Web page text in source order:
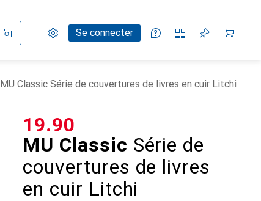
Paramètres
Compte clientSe connecter
Listes de comparaison
Listes d'envies
Panier
MU Classic Série de couvertures de livres en cuir Litchi
MU Classic Série de
couvertures de livres
en cuir Litchi
CHF
19.90